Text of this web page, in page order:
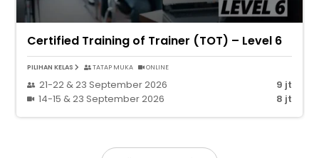
Certified Training of Trainer (TOT) – Level 6
PILIHAN KELAS TATAP MUKA ONLINE
21-22 & 23 September 2026
9 jt
14-15 & 23 September 2026
8 jt